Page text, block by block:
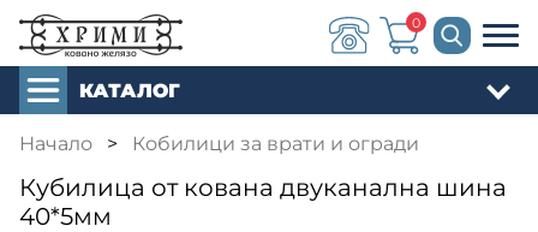
0
КАТАЛОГ
Начало > Кобилици за врати и огради
Кубилица от кована двуканална шина
40*5мм